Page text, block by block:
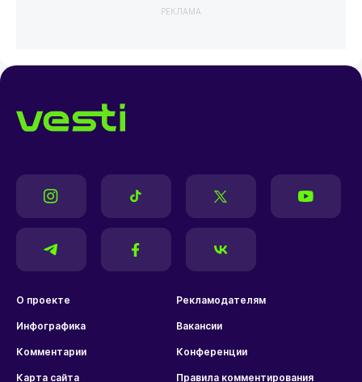
РЕКЛАМА
О проекте Рекламодателям
Инфографика Вакансии
Комментарии Конференции
Карта сайта Правила комментирования